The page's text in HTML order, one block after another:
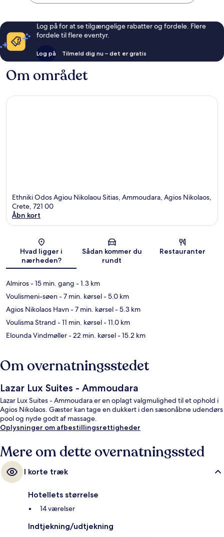
Log på for at se tilgængelige rabatter og fordele. Flere
fordele til flere eventyr.
Log på Tilmeld dig nu – det er gratis
Om området
Ethniki Odos Agiou Nikolaou Sitias, Ammoudara, Agios Nikolaos,
Crete, 721 00
Åbn kort
Hvad ligger i
nærheden?
Sådan kommer du
rundt
Restauranter
Almiros- 15 min. gang - 1.3 km
Voulismeni-søen- 7 min. kørsel- 5.0 km
Agios Nikolaos Havn- 7 min. kørsel- 5.3 km
Voulisma Strand - 11 min. kørsel- 11.0 km
Elounda Vindmøller- 22 min. kørsel- 15.2 km
Om overnatningsstedet
Lazar Lux Suites - Ammoudara
Lazar Lux Suites - Ammoudara er en oplagt valgmulighed til et ophold i
Agios Nikolaos. Gæster kan tage en dukkert i den sæsonåbne udendørs
pool og nyde godt af massage.
Oplysninger om afbestillingsrettigheder
Mere om dette overnatningssted
I korte træk
Hotellets størrelse
14 værelser
Indtjekning/udtjekning